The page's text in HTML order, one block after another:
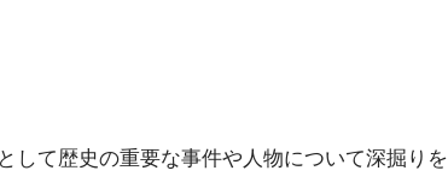
して歴史の重要な事件や人物について深掘りを